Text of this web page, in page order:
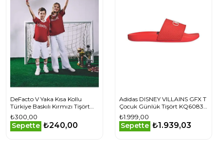
DeFacto V Yaka Kısa Kollu
Türkiye Baskılı Kırmızı Tişört
Kız Çocuk
₺300,00
Sepette ₺240,00
Adidas DISNEY VILLAINS GFX T
Çocuk Günlük Tişört KQ6083
Siyah
₺1.999,00
Sepette ₺1.939,03